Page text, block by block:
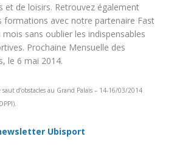
et de loisirs. Retrouvez également
formations avec notre partenaire Fast
sans oublier les indispensables
Prochaine Mensuelle des
le 6 mai 2014.
d’obstacles au Grand Palais – 14-16/03/2014
Ubisport